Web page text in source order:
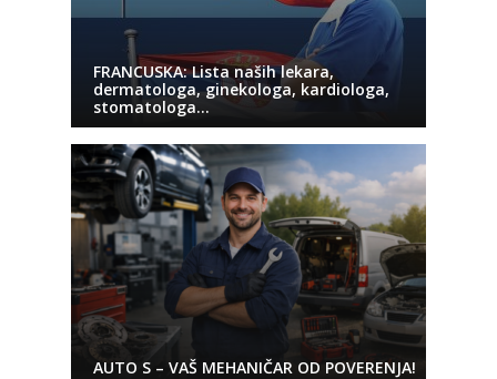
FRANCUSKA: Lista naših lekara,
dermatologa, ginekologa, kardiologa,
stomatologa…
AUTO S – VAŠ MEHANIČAR OD POVERENJA!